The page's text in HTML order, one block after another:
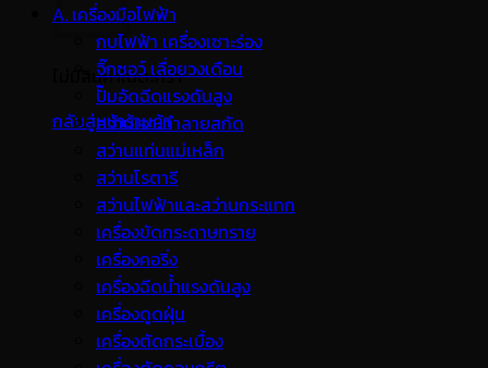
ไม่มีสินค้าในตะกร้า
กลับสู่หน้าร้านค้า
A. เครื่องมือไฟฟ้า
กบไฟฟ้า เครื่องเซาะร่อง
จิ๊กซอว์ เลื่อยวงเดือน
ปั๊มอัดฉีดแรงดันสูง
สว่านเจาะทำลายสกัด
สว่านแท่นแม่เหล็ก
สว่านโรตารี
สว่านไฟฟ้าและสว่านกระแทก
เครื่องขัดกระดาษทราย
เครื่องคอริ่ง
เครื่องฉีดน้ำแรงดันสูง
เครื่องดูดฝุ่น
เครื่องตัดกระเบื้อง